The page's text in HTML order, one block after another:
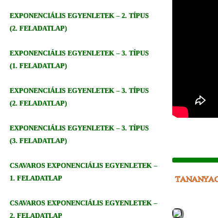
EXPONENCIÁLIS EGYENLETEK – 2. TÍPUS
(2. FELADATLAP)
EXPONENCIÁLIS EGYENLETEK – 3. TÍPUS
(1. FELADATLAP)
EXPONENCIÁLIS EGYENLETEK – 3. TÍPUS
(2. FELADATLAP)
EXPONENCIÁLIS EGYENLETEK – 3. TÍPUS
(3. FELADATLAP)
CSAVAROS EXPONENCIÁLIS EGYENLETEK –
1. FELADATLAP
CSAVAROS EXPONENCIÁLIS EGYENLETEK –
2. FELADATLAP